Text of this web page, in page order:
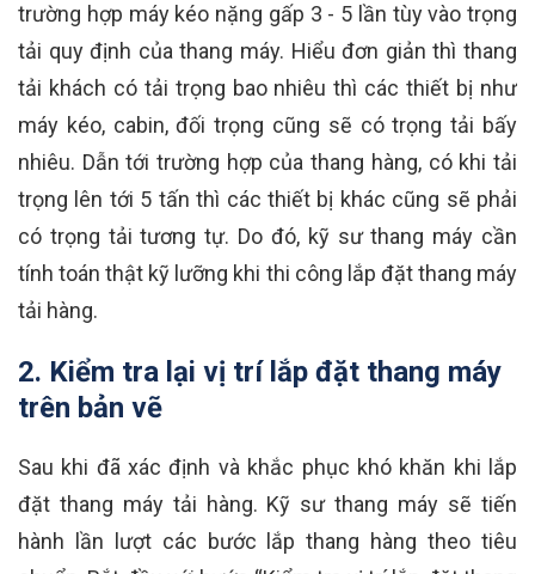
trường hợp máy kéo nặng gấp 3 - 5 lần tùy vào trọng
tải quy định của thang máy. Hiểu đơn giản thì thang
tải khách có tải trọng bao nhiêu thì các thiết bị như
máy kéo, cabin, đối trọng cũng sẽ có trọng tải bấy
nhiêu. Dẫn tới trường hợp của thang hàng, có khi tải
trọng lên tới 5 tấn thì các thiết bị khác cũng sẽ phải
có trọng tải tương tự. Do đó, kỹ sư thang máy cần
tính toán thật kỹ lưỡng khi thi công lắp đặt thang máy
tải hàng.
2. Kiểm tra lại vị trí lắp đặt thang máy
trên bản vẽ
Sau khi đã xác định và khắc phục khó khăn khi lắp
đặt thang máy tải hàng. Kỹ sư thang máy sẽ tiến
hành lần lượt các bước lắp thang hàng theo tiêu